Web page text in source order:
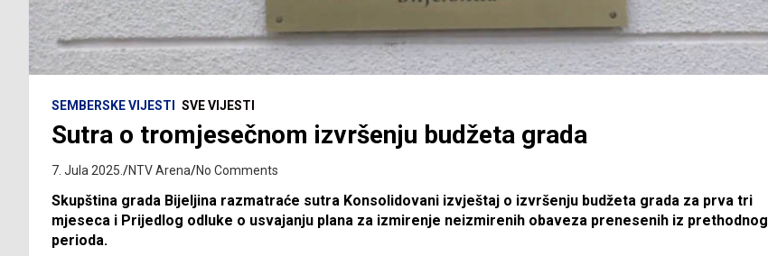
SEMBERSKE VIJESTI SVE VIJESTI
Sutra o tromjesečnom izvršenju budžeta grada
7. Jula 2025. NTV Arena No Comments
Skupština grada Bijeljina razmatraće sutra Konsolidovani izvještaj o izvršenju budžeta grada za prva tri
mjeseca i Prijedlog odluke o usvajanju plana za izmirenje neizmirenih obaveza prenesenih iz prethodnog
perioda.